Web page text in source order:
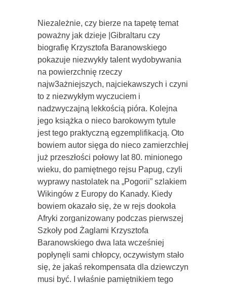
Niezależnie, czy bierze na tapetę temat
poważny jak dzieje |Gibraltaru czy
biografię Krzysztofa Baranowskiego
pokazuje niezwykły talent wydobywania
na powierzchnię rzeczy
najw3ażniejszych, najciekawszych i czyni
to z niezwykłym wyczuciem i
nadzwyczajną lekkością pióra. Kolejna
jego książka o nieco barokowym tytule
jest tego praktyczną egzemplifikacją. Oto
bowiem autor sięga do nieco zamierzchłej
już przeszłości połowy lat 80. minionego
wieku, do pamiętnego rejsu Papug, czyli
wyprawy nastolatek na „Pogorii” szlakiem
Wikingów z Europy do Kanady. Kiedy
bowiem okazało się, że w rejs dookoła
Afryki zorganizowany podczas pierwszej
Szkoły pod Żaglami Krzysztofa
Baranowskiego dwa lata wcześniej
popłynęli sami chłopcy, oczywistym stało
się, że jakaś rekompensata dla dziewczyn
musi być. I właśnie pamiętnikiem tego